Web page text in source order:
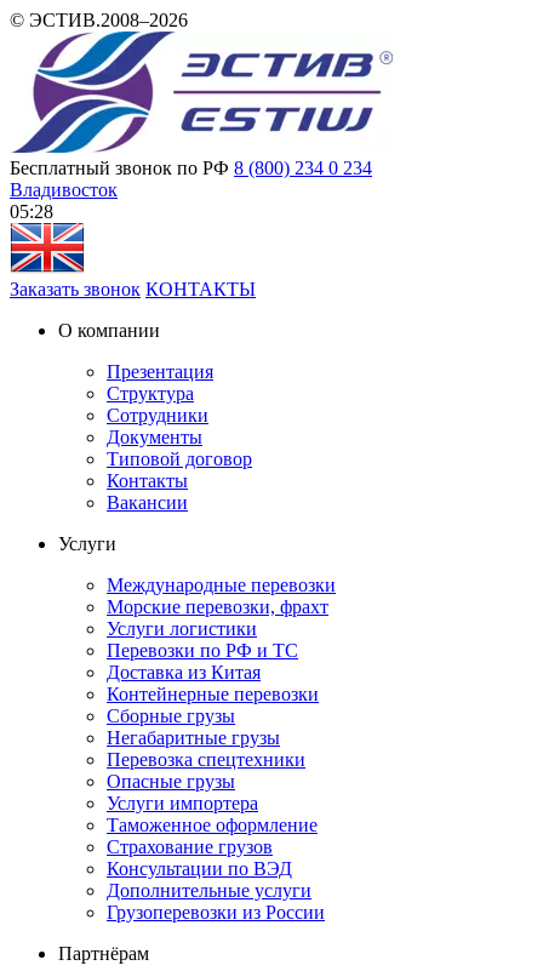
© ЭСТИВ.2008–2026
Бесплатный звонок по РФ 8 (800) 234 0 234
Владивосток
05:28
Заказать звонок КОНТАКТЫ
О компании
Презентация
Структура
Сотрудники
Документы
Типовой договор
Контакты
Вакансии
Услуги
Международные перевозки
Морские перевозки, фрахт
Услуги логистики
Перевозки по РФ и ТС
Доставка из Китая
Контейнерные перевозки
Сборные грузы
Негабаритные грузы
Перевозка спецтехники
Опасные грузы
Услуги импортера
Таможенное оформление
Страхование грузов
Консультации по ВЭД
Дополнительные услуги
Грузоперевозки из России
Партнёрам